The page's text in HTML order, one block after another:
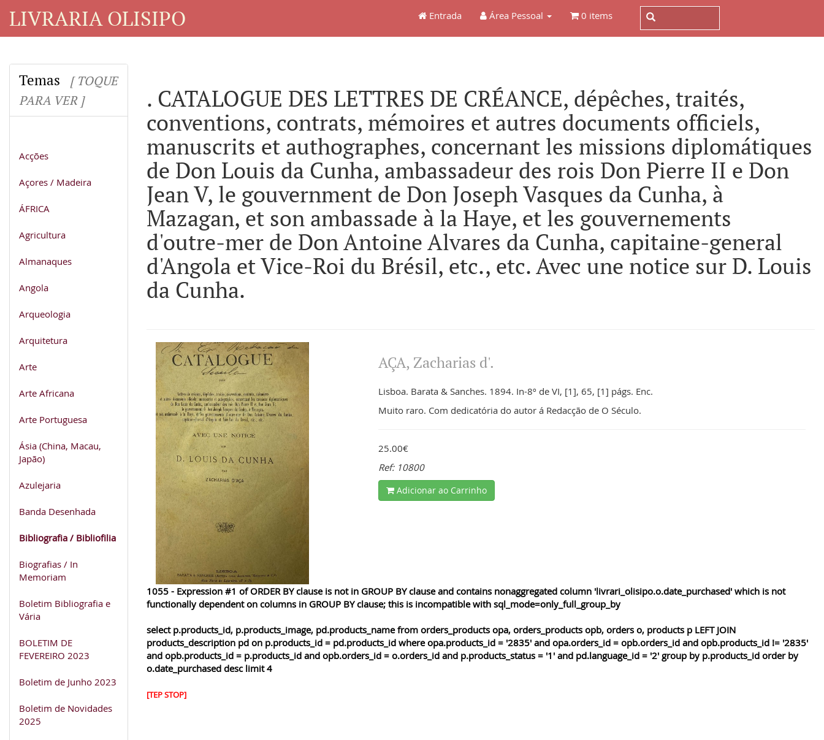
LIVRARIA OLISIPO Entrada Área Pessoal 0 items
Temas
[ TOQUE
PARA VER ]
Acções
Açores / Madeira
ÁFRICA
Agricultura
Almanaques
Angola
Arqueologia
Arquitetura
Arte
Arte Africana
Arte Portuguesa
Ásia (China, Macau,
Japão)
Azulejaria
Banda Desenhada
Bibliografia / Bibliofilia
Biografias / In
Memoriam
Boletim Bibliografia e
Vária
BOLETIM DE
FEVEREIRO 2023
Boletim de Junho 2023
Boletim de Novidades
2025
. CATALOGUE DES LETTRES DE CRÉANCE, dépêches, traités,
conventions, contrats, mémoires et autres documents officiels,
manuscrits et authographes, concernant les missions diplomátiques
de Don Louis da Cunha, ambassadeur des rois Don Pierre II e Don
Jean V, le gouvernment de Don Joseph Vasques da Cunha, à
Mazagan, et son ambassade à la Haye, et les gouvernements
d'outre-mer de Don Antoine Alvares da Cunha, capitaine-general
d'Angola et Vice-Roi du Brésil, etc., etc. Avec une notice sur D. Louis
da Cunha.
AÇA, Zacharias d'.
Lisboa. Barata & Sanches. 1894. In-8º de VI, [1], 65, [1] págs. Enc.
Muito raro. Com dedicatória do autor á Redacção de O Século.
25.00€
Ref: 10800
Adicionar ao Carrinho
1055 - Expression #1 of ORDER BY clause is not in GROUP BY clause and contains nonaggregated column 'livrari_olisipo.o.date_purchased' which is not
functionally dependent on columns in GROUP BY clause; this is incompatible with sql_mode=only_full_group_by
select p.products_id, p.products_image, pd.products_name from orders_products opa, orders_products opb, orders o, products p LEFT JOIN
products_description pd on p.products_id = pd.products_id where opa.products_id = '2835' and opa.orders_id = opb.orders_id and opb.products_id != '2835'
and opb.products_id = p.products_id and opb.orders_id = o.orders_id and p.products_status = '1' and pd.language_id = '2' group by p.products_id order by
o.date_purchased desc limit 4
[TEP STOP]